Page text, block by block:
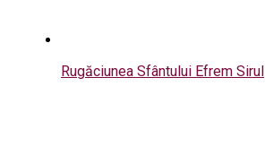
Rugăciunea Sfântului Efrem Sirul